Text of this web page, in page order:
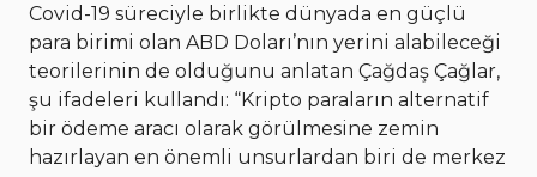
Covid-19 süreciyle birlikte dünyada en güçlü
para birimi olan ABD Doları’nın yerini alabileceği
teorilerinin de olduğunu anlatan Çağdaş Çağlar,
şu ifadeleri kullandı: “Kripto paraların alternatif
bir ödeme aracı olarak görülmesine zemin
hazırlayan en önemli unsurlardan biri de merkez